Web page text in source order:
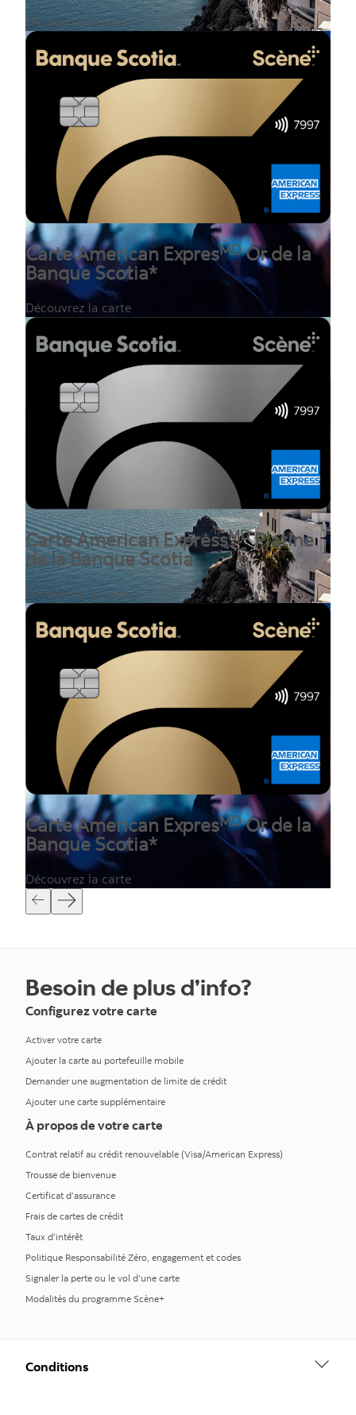
Découvrez la carte
Carte American ExpresMDOr de la
Banque Scotia*
Découvrez la carte
Carte American ExpressMDPlatine
de la Banque Scotia
Découvrez la carte
Carte American ExpresMDOr de la
Banque Scotia*
Découvrez la carte
Besoin de plus d’info?
Configurez votre carte
Activer votre carte
Ajouter la carte au portefeuille mobile
Demander une augmentation de limite de crédit
Ajouter une carte supplémentaire
À propos de votre carte
Contrat relatif au crédit renouvelable (Visa/American Express)
Trousse de bienvenue
Certificat d’assurance
Frais de cartes de crédit
Taux d’intérêt
Politique Responsabilité Zéro, engagement et codes
Signaler la perte ou le vol d’une carte
Modalités du programme Scène+
Conditions